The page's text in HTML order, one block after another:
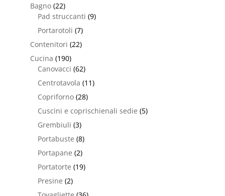
Bagno (22)
Pad struccanti (9)
Portarotoli (7)
Contenitori (22)
Cucina (190)
Canovacci (62)
Centrotavola (11)
Copriforno (28)
Cuscini e coprischienali sedie (5)
Grembiuli (3)
Portabuste (8)
Portapane (2)
Portatorte (19)
Presine (2)